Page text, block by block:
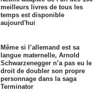
meilleurs livres de tous les
temps est disponible
aujourd'hui
Même si l’allemand est sa
langue maternelle, Arnold
Schwarzenegger n’a pas eu le
droit de doubler son propre
personnage dans la saga
Terminator